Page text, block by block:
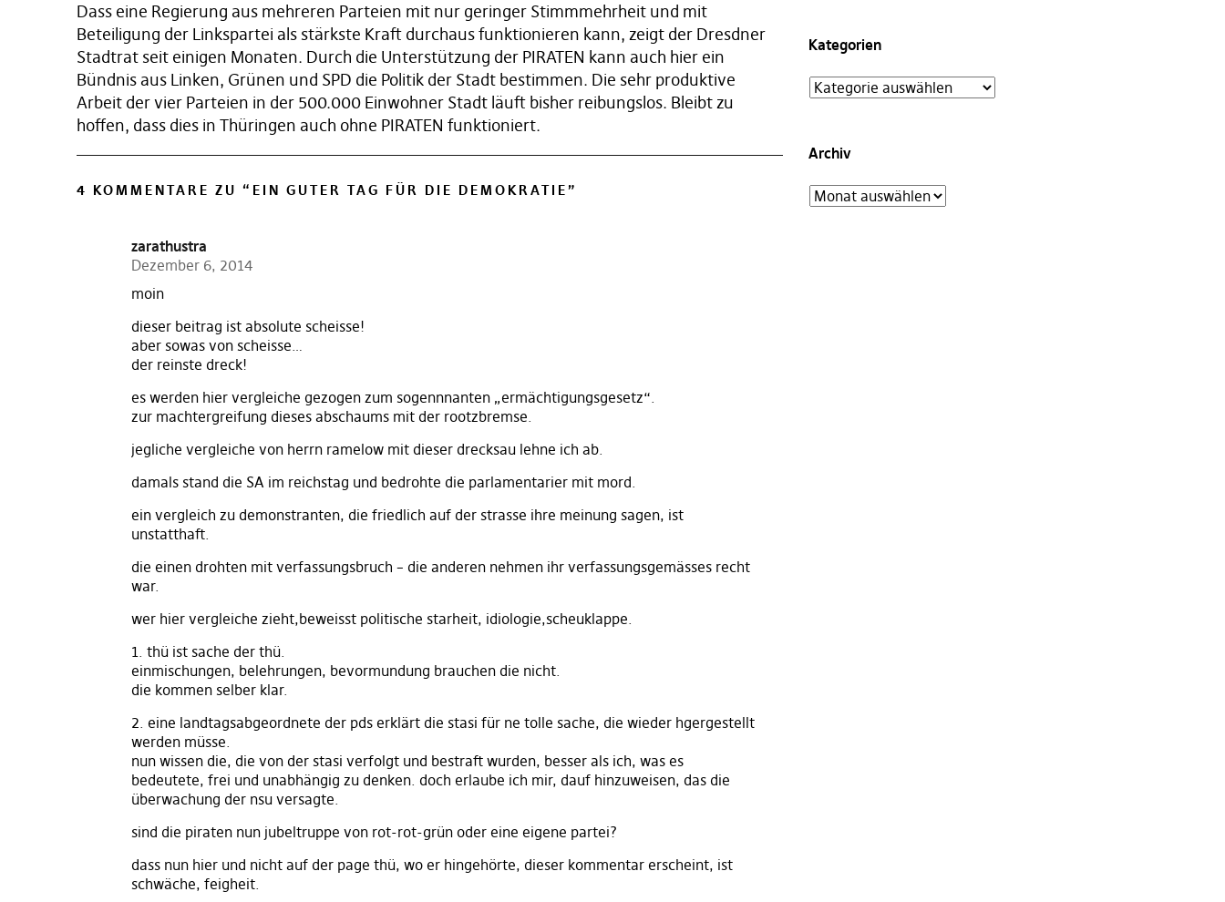
Dass eine Regierung aus mehreren Parteien mit nur geringer Stimmmehrheit und mit
Beteiligung der Linkspartei als stärkste Kraft durchaus funktionieren kann, zeigt der Dresdner
Stadtrat seit einigen Monaten. Durch die Unterstützung der PIRATEN kann auch hier ein
Bündnis aus Linken, Grünen und SPD die Politik der Stadt bestimmen. Die sehr produktive
Arbeit der vier Parteien in der 500.000 Einwohner Stadt läuft bisher reibungslos. Bleibt zu
hoffen, dass dies in Thüringen auch ohne PIRATEN funktioniert.
4 KOMMENTARE ZU “ EIN GUTER TAG FÜR DIE DEMOKRATIE”
zarathustra
Dezember 6, 2014
moin
dieser beitrag ist absolute scheisse!
aber sowas von scheisse…
der reinste dreck!
es werden hier vergleiche gezogen zum sogennnanten „ermächtigungsgesetz“.
zur machtergreifung dieses abschaums mit der rootzbremse.
jegliche vergleiche von herrn ramelow mit dieser drecksau lehne ich ab.
damals stand die SA im reichstag und bedrohte die parlamentarier mit mord.
ein vergleich zu demonstranten, die friedlich auf der strasse ihre meinung sagen, ist
unstatthaft.
die einen drohten mit verfassungsbruch – die anderen nehmen ihr verfassungsgemässes recht
war.
wer hier vergleiche zieht,beweisst politische starheit, idiologie,scheuklappe.
1. thü ist sache der thü.
einmischungen, belehrungen, bevormundung brauchen die nicht.
die kommen selber klar.
2. eine landtagsabgeordnete der pds erklärt die stasi für ne tolle sache, die wieder hgergestellt
werden müsse.
nun wissen die, die von der stasi verfolgt und bestraft wurden, besser als ich, was es
bedeutete, frei und unabhängig zu denken. doch erlaube ich mir, dauf hinzuweisen, das die
überwachung der nsu versagte.
sind die piraten nun jubeltruppe von rot-rot-grün oder eine eigene partei?
dass nun hier und nicht auf der page thü, wo er hingehörte, dieser kommentar erscheint, ist
schwäche, feigheit.
Kategorien
Archiv